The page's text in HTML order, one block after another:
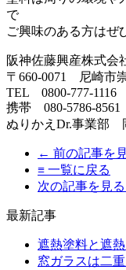
で
ご興味のある方はぜ
阪神佐藤興産株式会
〒660-0071 尼崎市
TEL 0800-777-1116
携帯 080-5786-8561
ぬりかえDr.事業部
← 前の記事を
≡ 一覧に戻る
次の記事を見
最新記事
遮熱塗料と遮
窓ガラスは二